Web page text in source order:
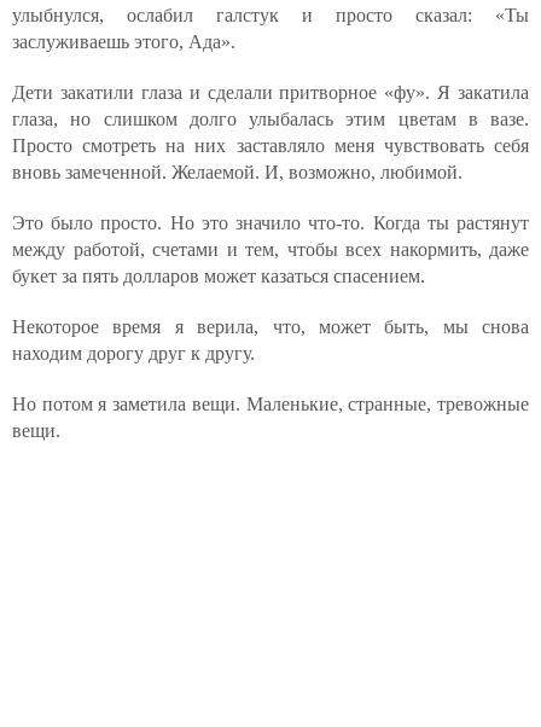
улыбнулся, ослабил галстук и просто сказал: «Ты
заслуживаешь этого, Ада».
Дети закатили глаза и сделали притворное «фу». Я закатила
глаза, но слишком долго улыбалась этим цветам в вазе.
Просто смотреть на них заставляло меня чувствовать себя
вновь замеченной. Желаемой. И, возможно, любимой.
Это было просто. Но это значило что-то. Когда ты растянут
между работой, счетами и тем, чтобы всех накормить, даже
букет за пять долларов может казаться спасением.
Некоторое время я верила, что, может быть, мы снова
находим дорогу друг к другу.
Но потом я заметила вещи. Маленькие, странные, тревожные
вещи.